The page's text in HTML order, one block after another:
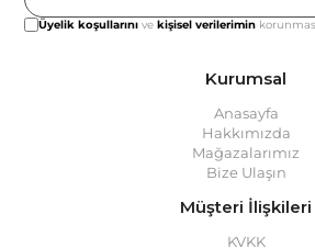
Üyelik koşullarını vekişisel verilerimin
Kurumsal
Anasayfa
Hakkımızda
Mağazalarımız
Bize Ulaşın
Müşteri İlişkileri
KVKK